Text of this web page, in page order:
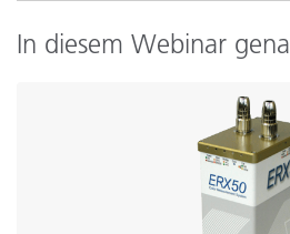
In diesem Webinar